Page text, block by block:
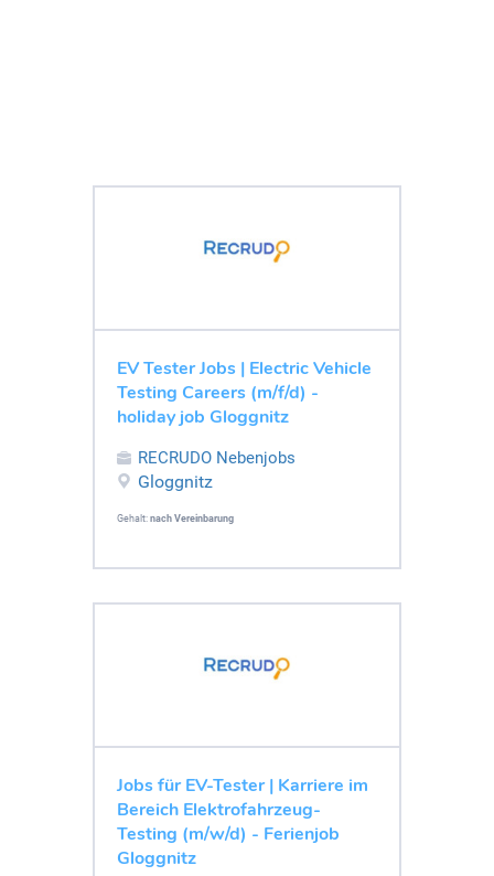
EV Tester Jobs | Electric Vehicle
Testing Careers (m/f/d) -
holiday job Gloggnitz
RECRUDO Nebenjobs
Gloggnitz
Gehalt: nach Vereinbarung
Jobs für EV-Tester | Karriere im
Bereich Elektrofahrzeug-
Testing (m/w/d) - Ferienjob
Gloggnitz